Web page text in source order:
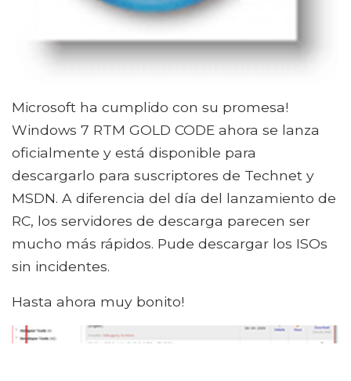
Microsoft ha cumplido con su promesa!
Windows 7 RTM GOLD CODE ahora se lanza
oficialmente y está disponible para
descargarlo para suscriptores de Technet y
MSDN. A diferencia del día del lanzamiento de
RC, los servidores de descarga parecen ser
mucho más rápidos. Pude descargar los ISOs
sin incidentes.
Hasta ahora muy bonito!